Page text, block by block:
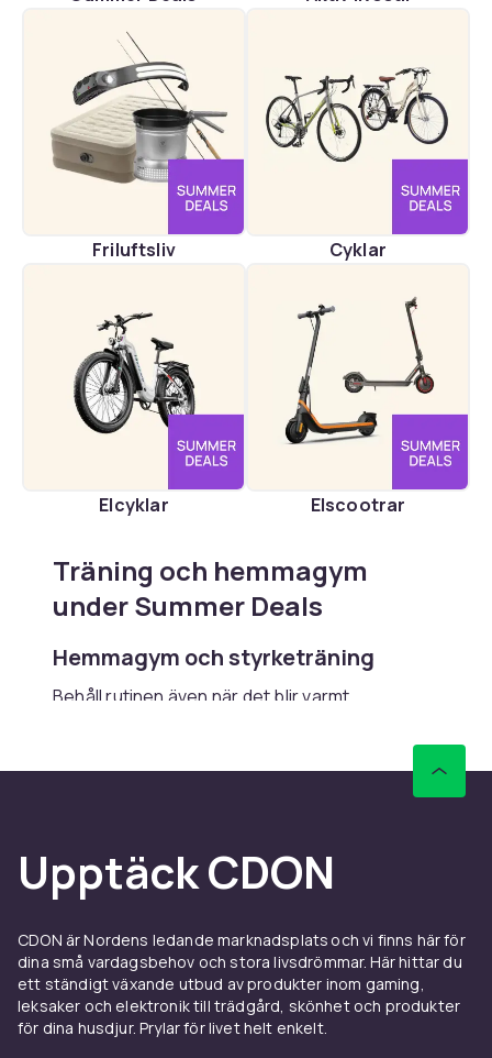
Friluftsliv Cyklar
Elcyklar Elscootrar
Träning och hemmagym
under Summer Deals
Hemmagym och styrketräning
Behåll rutinen även när det blir varmt.
gummiband, träningsbänkar och hemmagym
från Casall, Reebok och Gymstick. Filtrera
direkt på vikt och material i sortimentet. Hitta
samma kampanj.
Löpning och cardio
Löpning är säsongens enklaste träning. Hitta
löparskor från Nike, Adidas, Asics och New
Balance, samt löparkläder, vattenflaskor och
sportarmband. Sortimentet täcker också
Upptäck CDON
CDON är Nordens ledande marknadsplats och vi finns här för
dina små vardagsbehov och stora livsdrömmar. Här hittar du
ett ständigt växande utbud av produkter inom gaming,
leksaker och elektronik till trädgård, skönhet och produkter
för dina husdjur. Prylar för livet helt enkelt.